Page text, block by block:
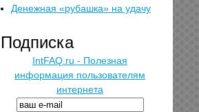
Денежная «рубашка» на удачу
Подписка
IntFAQ.ru - Полезная
информация пользователям
интернета